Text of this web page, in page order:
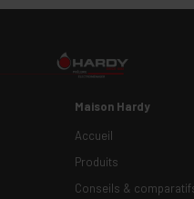
Maison Hardy
Accueil
Produits
Conseils &